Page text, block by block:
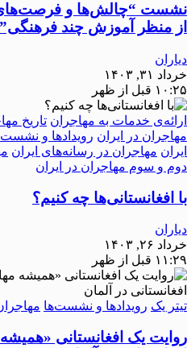
نشست “چالش‌ها و فرصت‌های
از منظر آموزش چند فرهنگی”
دیاران
خرداد ۳۱, ۱۴۰۳
۱۰:۲۵ قبل از ظهر
ارائه‌ی خدمات به مهاجران تاریخ
مهاجران در ایران رویدادها و
ایران مهاجران در رسانه‌های ایران
دوم و سوم مهاجران در ایران
با افغانستانی‌ها چه کنیم؟
دیاران
خرداد ۲۶, ۱۴۰۳
۱۱:۲۹ قبل از ظهر
تیتر یک رویدادها و نشست‌ها
روایت یک افغانستانی